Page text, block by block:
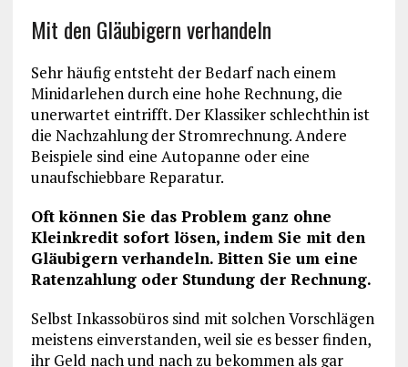
Mit den Gläubigern verhandeln
Sehr häufig entsteht der Bedarf nach einem
Minidarlehen durch eine hohe Rechnung, die
unerwartet eintrifft. Der Klassiker schlechthin ist
die Nachzahlung der Stromrechnung. Andere
Beispiele sind eine Autopanne oder eine
unaufschiebbare Reparatur.
Oft können Sie das Problem ganz ohne
Kleinkredit sofort lösen, indem Sie mit den
Gläubigern verhandeln. Bitten Sie um eine
Ratenzahlung oder Stundung der Rechnung.
Selbst Inkassobüros sind mit solchen Vorschlägen
meistens einverstanden, weil sie es besser finden,
ihr Geld nach und nach zu bekommen als gar